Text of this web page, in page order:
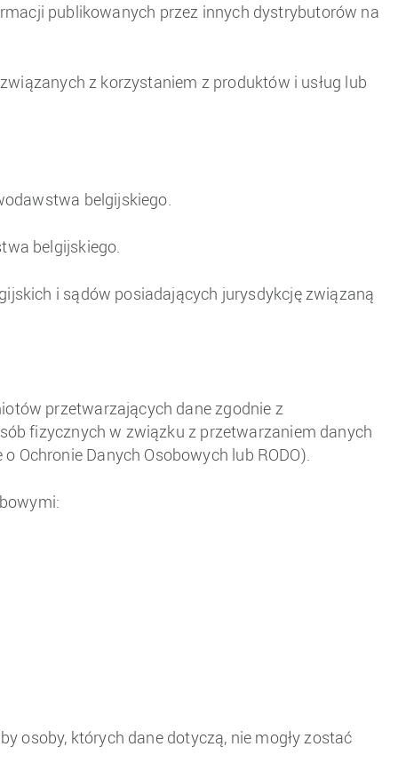
publikowanych przez innych dystrybutorów na
z korzystaniem z produktów i usług lub
belgijskiego.
belgijskiego.
i sądów posiadających jurysdykcję związaną
przetwarzających dane zgodnie z
fizycznych w związku z przetwarzaniem danych
Ochronie Danych Osobowych lub RODO).
osoby, których dane dotyczą, nie mogły zostać